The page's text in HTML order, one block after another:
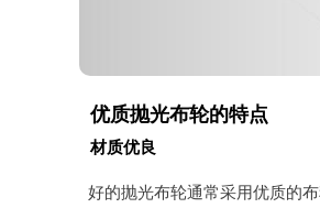
优质抛光布轮的特点
材质优良
好的抛光布轮通常采用优质的